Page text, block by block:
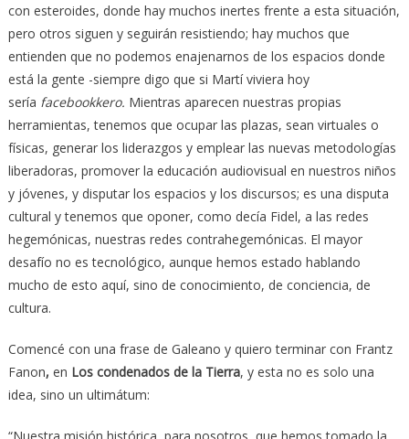
con esteroides, donde hay muchos inertes frente a esta situación,
pero otros siguen y seguirán resistiendo; hay muchos que
entienden que no podemos enajenarnos de los espacios donde
está la gente -siempre digo que si Martí viviera hoy
sería facebookkero. Mientras aparecen nuestras propias
herramientas, tenemos que ocupar las plazas, sean virtuales o
físicas, generar los liderazgos y emplear las nuevas metodologías
liberadoras, promover la educación audiovisual en nuestros niños
y jóvenes, y disputar los espacios y los discursos; es una disputa
cultural y tenemos que oponer, como decía Fidel, a las redes
hegemónicas, nuestras redes contrahegemónicas. El mayor
desafío no es tecnológico, aunque hemos estado hablando
mucho de esto aquí, sino de conocimiento, de conciencia, de
cultura.
Comencé con una frase de Galeano y quiero terminar con Frantz
Fanon, en Los condenados de la Tierra, y esta no es solo una
idea, sino un ultimátum:
“Nuestra misión histórica, para nosotros, que hemos tomado la